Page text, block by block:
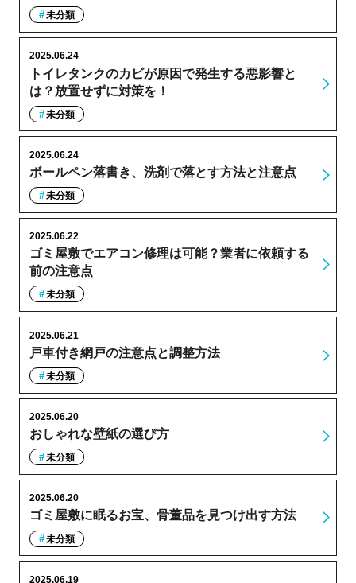
未分類
トイレタンクのカビが原因で発生する悪影響と
は？放置せずに対策を！
2025.06.24
未分類
ボールペン落書き、洗剤で落とす方法と注意点
2025.06.24
未分類
ゴミ屋敷でエアコン修理は可能？業者に依頼する
前の注意点
2025.06.22
未分類
戸車付き網戸の注意点と調整方法
2025.06.21
未分類
おしゃれな壁紙の選び方
2025.06.20
未分類
ゴミ屋敷に眠るお宝、骨董品を見つけ出す方法
2025.06.20
未分類
2025.06.19